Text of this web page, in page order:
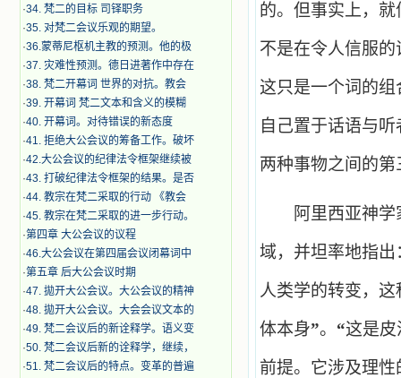
·34. 梵二的目标 司铎职务
·35. 对梵二会议乐观的期望。
·36.蒙蒂尼枢机主教的预测。他的极
·37. 灾难性预测。德日进著作中存在
·38. 梵二开幕词 世界的对抗。教会
·39. 开幕词 梵二文本和含义的模糊
·40. 开幕词。对待错误的新态度
·41. 拒绝大公会议的筹备工作。破坏
·42.大公会议的纪律法令框架继续被
·43. 打破纪律法令框架的结果。是否
·44. 教宗在梵二采取的行动 《教会
·45. 教宗在梵二采取的进一步行动。
·第四章 大公会议的议程
·46.大公会议在第四届会议闭幕词中
·第五章 后大公会议时期
·47. 拋开大公会议。大公会议的精神
·48. 拋开大公会议。大会会议文本的
·49. 梵二会议后的新诠释学。语义变
·50. 梵二会议后新的诠释学，继续，
·51. 梵二会议后的特点。变革的普遍
的。但事实上，
不是在令人信服
这只是一个词的
自己置于话语与
两种事物之间的
阿里西亚神学家
域，并坦率地指出
人类学的转变，
体本身”。 “这是
前提。它涉及理